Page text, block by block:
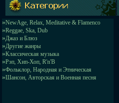
»NewAge, Relax, Meditative & Flamenco
»Reggae, Ska, Dub
»Джаз и Блюз
»Другие жанры
»Классическая музыка
»Рэп, Хип-Хоп, R'n'B
»Фольклор, Народная и Этническая
»Шансон, Авторская и Военная песня